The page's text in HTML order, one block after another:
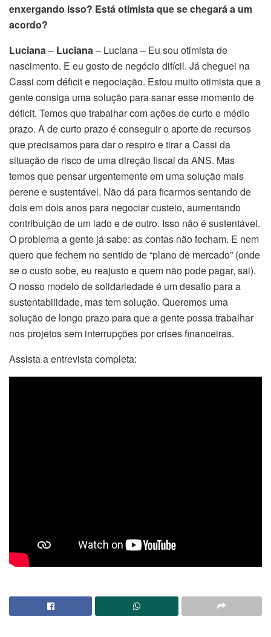
enxergando isso? Está otimista que se chegará a um
acordo?
Luciana– Luciana– Luciana – Eu sou otimista de
nascimento. E eu gosto de negócio difícil. Já cheguei na
Cassi com déficit e negociação. Estou muito otimista que a
gente consiga uma solução para sanar esse momento de
déficit. Temos que trabalhar com ações de curto e médio
prazo. A de curto prazo é conseguir o aporte de recursos
que precisamos para dar o respiro e tirar a Cassi da
situação de risco de uma direção fiscal da ANS. Mas
temos que pensar urgentemente em uma solução mais
perene e sustentável. Não dá para ficarmos sentando de
dois em dois anos para negociar custeio, aumentando
contribuição de um lado e de outro. Isso não é sustentável.
O problema a gente já sabe: as contas não fecham. E nem
quero que fechem no sentido de “plano de mercado” (onde
se o custo sobe, eu reajusto e quem não pode pagar, sai).
O nosso modelo de solidariedade é um desafio para a
sustentabilidade, mas tem solução. Queremos uma
solução de longo prazo para que a gente possa trabalhar
nos projetos sem interrupções por crises financeiras.
Assista a entrevista completa: